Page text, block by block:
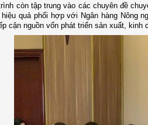
còn tập trung vào các chuyên đề
hiệu quả phối hợp với Ngân hàng Nông
cận nguồn vốn phát triển sản xuất, kinh